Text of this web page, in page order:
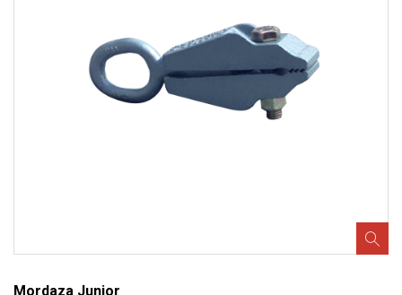
Mordaza Junior